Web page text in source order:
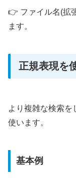
👉 ファイル名(拡
ます。
正規表現を
より複雑な検索を
使います。
基本例